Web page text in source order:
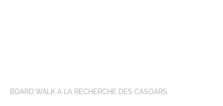
BOARD WALK A LA RECHERCHE DES CASOARS